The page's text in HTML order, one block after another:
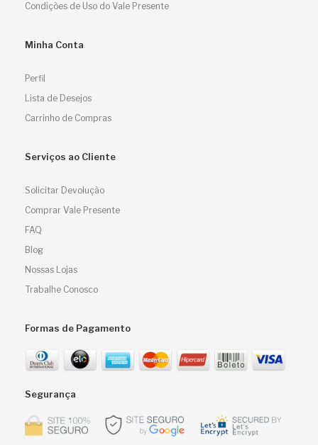
Condições de Uso do Vale Presente
Minha Conta
Perfil
Lista de Desejos
Carrinho de Compras
Serviços ao Cliente
Solicitar Devolução
Comprar Vale Presente
FAQ
Blog
Nossas Lojas
Trabalhe Conosco
Formas de Pagamento
Segurança